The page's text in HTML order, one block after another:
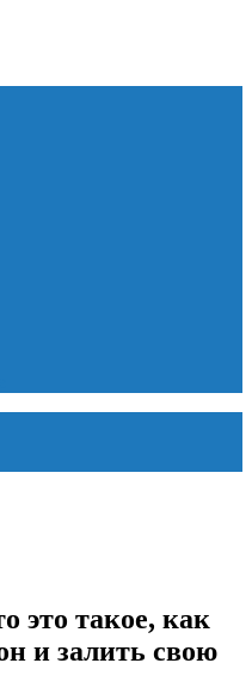
это такое, как
и залить свою